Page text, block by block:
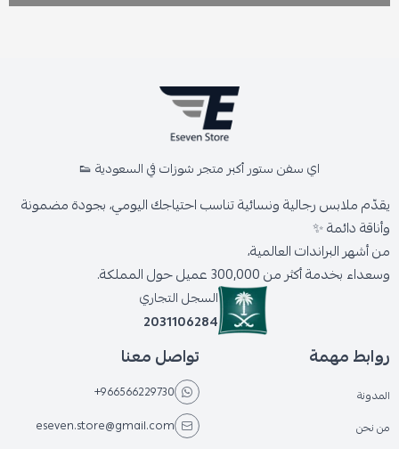
اي سفن ستور أكبر متجر شوزات في السعودية 👟
يقدّم ملابس رجالية ونسائية تناسب احتياجك اليومي، بجودة مضمونة
وأناقة دائمة ✨
من أشهر البراندات العالمية،
وسعداء بخدمة أكثر من 300,000 عميل حول المملكة.
السجل التجاري
2031106284
روابط مهمة
المدونة
من نحن
تواصل معنا
+966566229730
eseven.store@gmail.com